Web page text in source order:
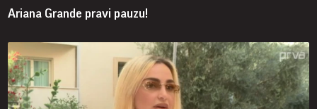
Ariana Grande pravi pauzu!